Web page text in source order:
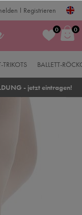
Registrieren
0 0
BALLETT-
TRIKOTS
- jetzt eintragen!